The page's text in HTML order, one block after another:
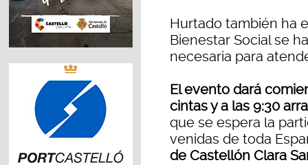
Hurtado también ha
Bienestar Social se
necesaria para
El evento dará
cintas y a las 9:30
que se espera la
venidas de toda
de Castellón Clara